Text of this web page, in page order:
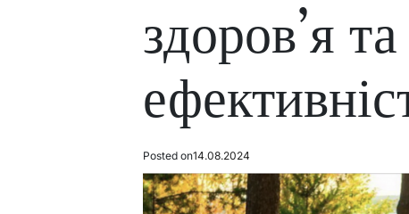
здоров’я та
Posted on14.08.2024